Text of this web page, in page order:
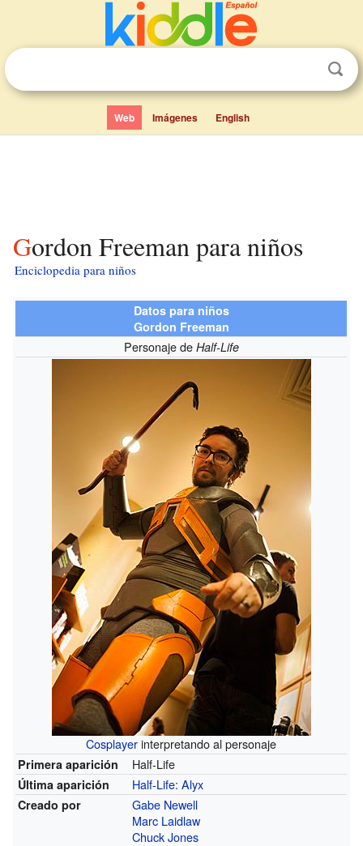
Web Imágenes English
Gordon Freeman para niños
Enciclopedia para niños
Datos para niños
Gordon Freeman
Personaje de Half-Life
Cosplayerinterpretando al personaje
Primera aparición Half-Life
Última aparición Half-Life: Alyx
Creado por
Gabe Newell
Marc Laidlaw
Chuck Jones